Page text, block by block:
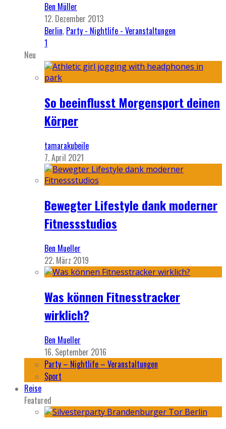
Ben Müller
12. Dezember 2013
Berlin, Party - Nightlife - Veranstaltungen
1
Neu
So beeinflusst Morgensport deinen
Körper
tamarakubeile
7. April 2021
Bewegter Lifestyle dank moderner
Fitnessstudios
Ben Mueller
22. März 2019
Was können Fitnesstracker
wirklich?
Ben Mueller
16. September 2016
Party – Nightlife – Veranstaltungen
Sport
Reise
Featured